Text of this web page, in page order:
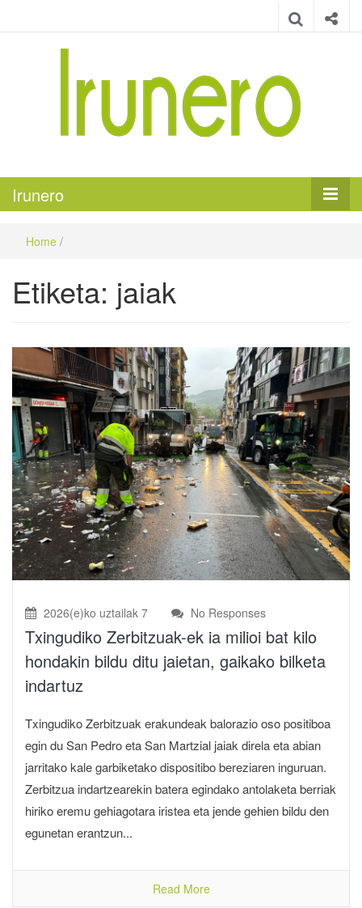
Irunero
Home /
Etiketa: jaiak
2026(e)ko uztailak 7 No Responses
Txingudiko Zerbitzuak-ek ia milioi bat kilo
hondakin bildu ditu jaietan, gaikako bilketa
indartuz
Txingudiko Zerbitzuak erakundeak balorazio oso positiboa
egin du San Pedro eta San Martzial jaiak direla eta abian
jarritako kale garbiketako dispositibo bereziaren inguruan.
Zerbitzua indartzearekin batera egindako antolaketa berriak
hiriko eremu gehiagotara iristea eta jende gehien bildu den
egunetan erantzun...
Read More